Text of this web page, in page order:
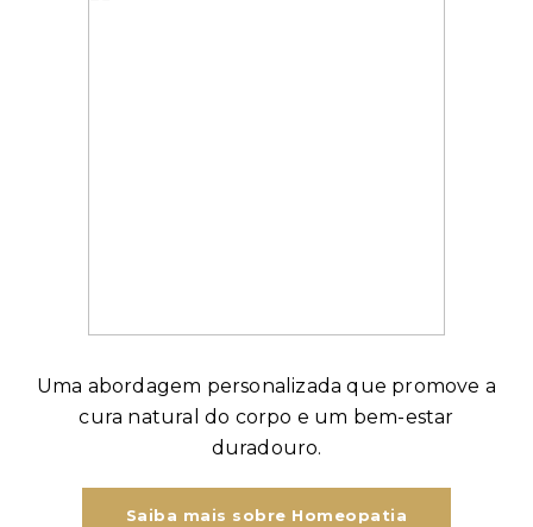
Uma abordagem personalizada que promove a
cura natural do corpo e um bem-estar
duradouro.
Saiba mais sobre Homeopatia